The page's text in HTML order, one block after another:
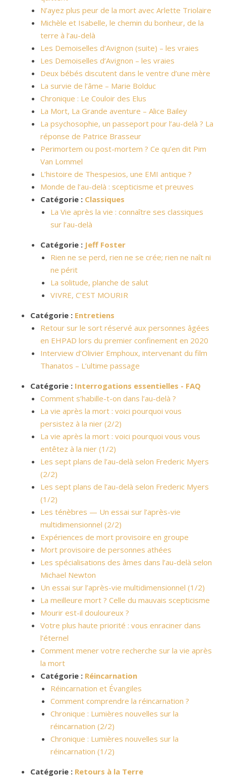
N’ayez plus peur de la mort avec Arlette Triolaire
Michèle et Isabelle, le chemin du bonheur, de la
terre à l’au-delà
Les Demoiselles d’Avignon (suite) – les vraies
Les Demoiselles d’Avignon – les vraies
Deux bébés discutent dans le ventre d’une mère
La survie de l’âme – Marie Bolduc
Chronique : Le Couloir des Elus
La Mort, La Grande aventure – Alice Bailey
La psychosophie, un passeport pour l’au-delà ? La
réponse de Patrice Brasseur
Perimortem ou post-mortem ? Ce qu’en dit Pim
Van Lommel
L’histoire de Thespesios, une EMI antique ?
Monde de l’au-delà : scepticisme et preuves
Catégorie : Classiques
La Vie après la vie : connaître ses classiques
sur l’au-delà
Catégorie : Jeff Foster
Rien ne se perd, rien ne se crée; rien ne naît ni
ne périt
La solitude, planche de salut
VIVRE, C’EST MOURIR
Catégorie : Entretiens
Retour sur le sort réservé aux personnes âgées
en EHPAD lors du premier confinement en 2020
Interview d’Olivier Emphoux, intervenant du film
Thanatos – L’ultime passage
Catégorie : Interrogations essentielles - FAQ
Comment s’habille-t-on dans l’au-delà ?
La vie après la mort : voici pourquoi vous
persistez à la nier (2/2)
La vie après la mort : voici pourquoi vous vous
entêtez à la nier (1/2)
Les sept plans de l’au-delà selon Frederic Myers
(2/2)
Les sept plans de l’au-delà selon Frederic Myers
(1/2)
Les ténèbres — Un essai sur l’après-vie
multidimensionnel (2/2)
Expériences de mort provisoire en groupe
Mort provisoire de personnes athées
Les spécialisations des âmes dans l’au-delà selon
Michael Newton
Un essai sur l’après-vie multidimensionnel (1/2)
La meilleure mort ? Celle du mauvais scepticisme
Mourir est-il douloureux ?
Votre plus haute priorité : vous enraciner dans
l’éternel
Comment mener votre recherche sur la vie après
la mort
Catégorie : Réincarnation
Réincarnation et Évangiles
Comment comprendre la réincarnation ?
Chronique : Lumières nouvelles sur la
réincarnation (2/2)
Chronique : Lumières nouvelles sur la
réincarnation (1/2)
Catégorie : Retours à la Terre